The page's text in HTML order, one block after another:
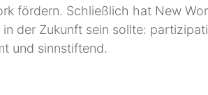
fördern. Schließlich hat New
der Zukunft sein sollte:
und sinnstiftend.